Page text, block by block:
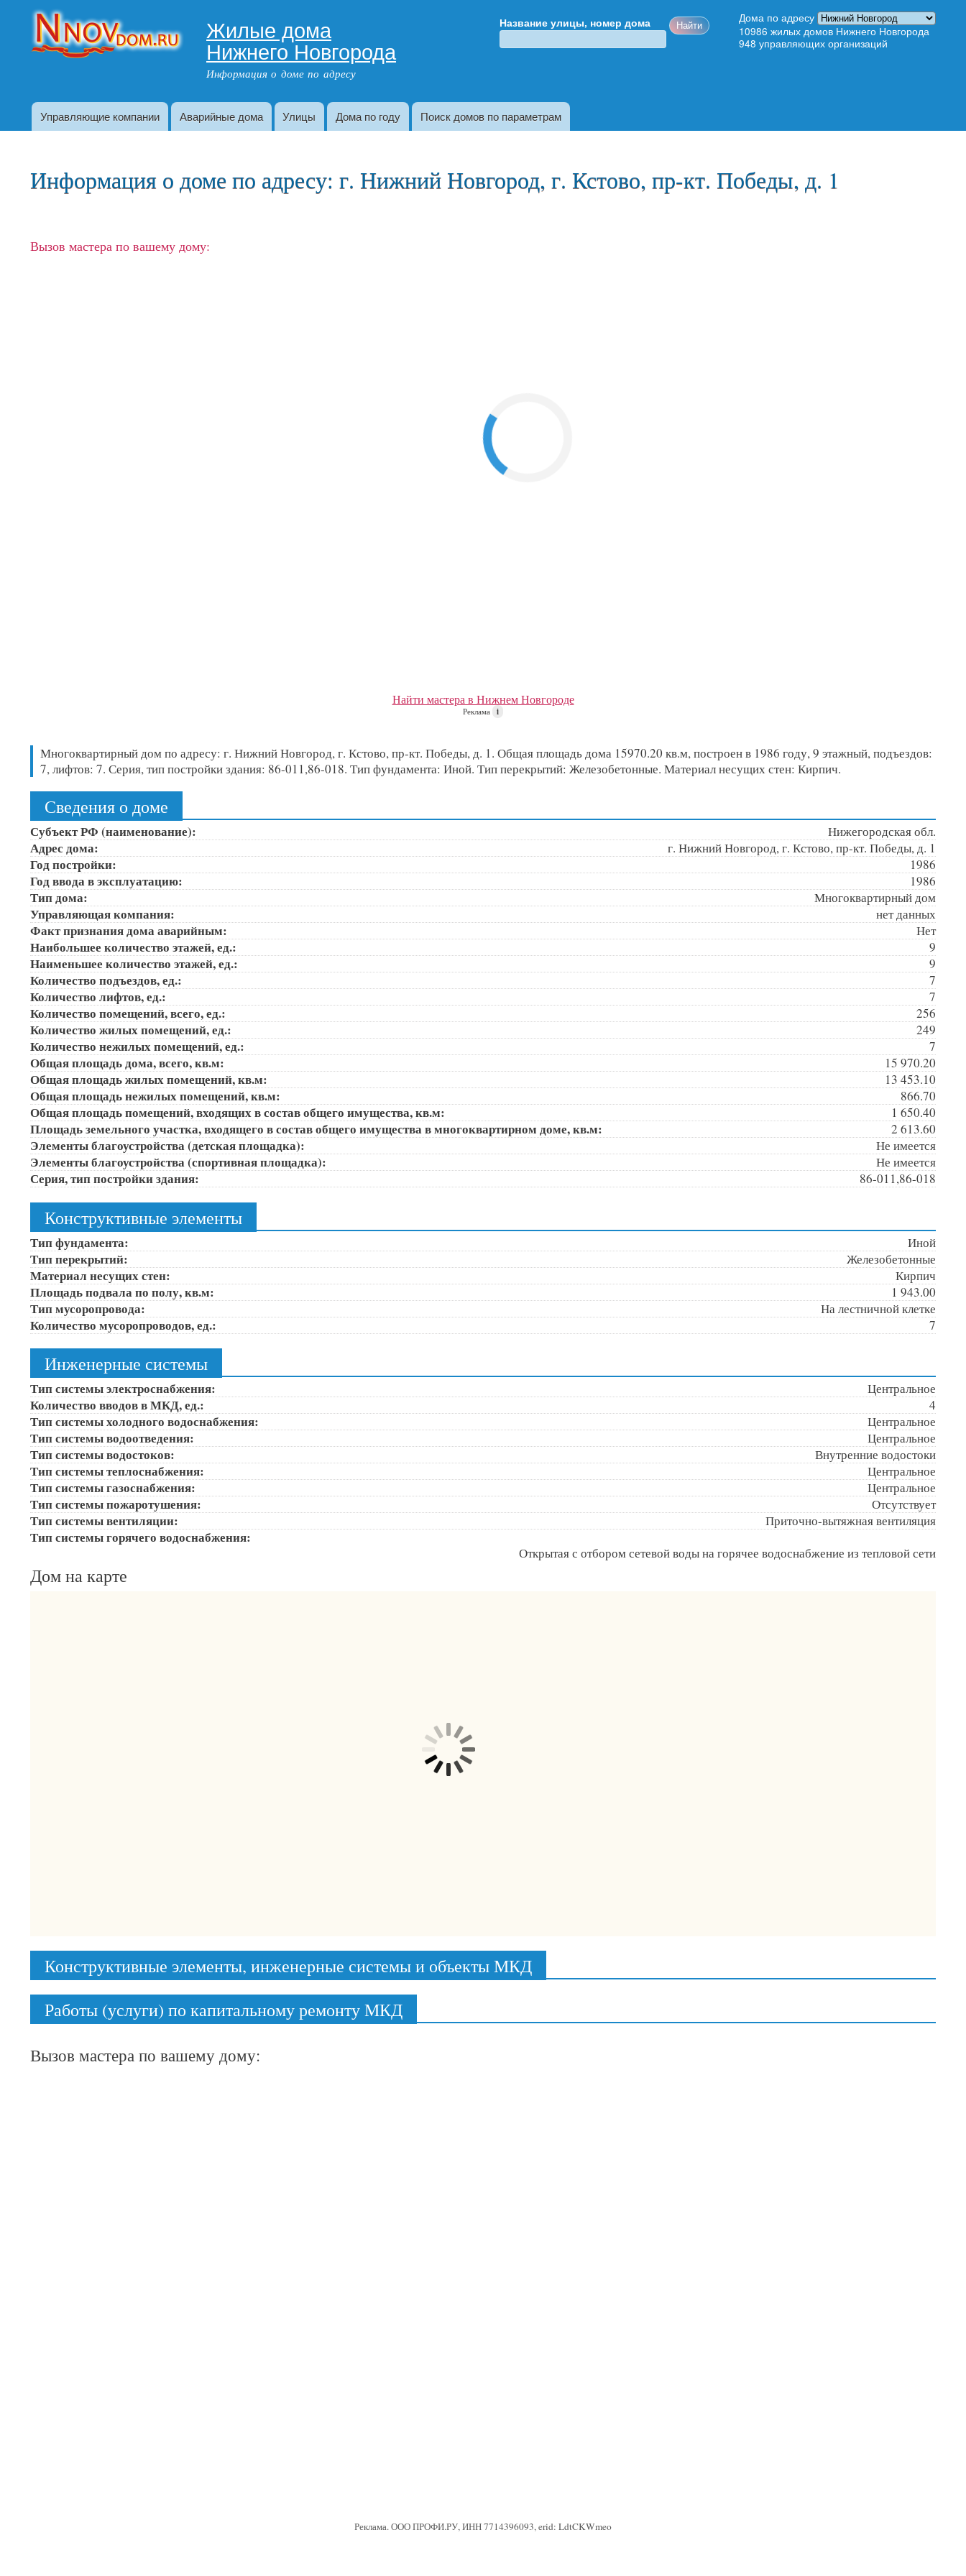
Жилые дома
Нижнего Новгорода
Информация о доме по адресу
Адрес дома Название улицы, номер дома
Дома по адресу
10986 жилых домов Нижнего Новгорода
948 управляющих организаций
Главное меню
Управляющие компании Аварийные дома Улицы Дома по году Поиск домов по параметрам
Информация о доме по адресу: г. Нижний Новгород, г. Кстово, пр-кт. Победы, д. 1
Вызов мастера по вашему дому:
Найти мастера в Нижнем Новгороде
Реклама i
Многоквартирный дом по адресу: г. Нижний Новгород, г. Кстово, пр-кт. Победы, д. 1. Общая площадь дома 15970.20 кв.м, построен в 1986 году, 9 этажный, подъездов:
7, лифтов: 7. Серия, тип постройки здания: 86-011,86-018. Тип фундамента: Иной. Тип перекрытий: Железобетонные. Материал несущих стен: Кирпич.
Сведения о доме
Субъект РФ (наименование): Нижегородская обл.
Адрес дома: г. Нижний Новгород, г. Кстово, пр-кт. Победы, д. 1
Год постройки: 1986
Год ввода в эксплуатацию: 1986
Тип дома: Многоквартирный дом
Управляющая компания: нет данных
Факт признания дома аварийным: Нет
Наибольшее количество этажей, ед.: 9
Наименьшее количество этажей, ед.: 9
Количество подъездов, ед.: 7
Количество лифтов, ед.: 7
Количество помещений, всего, ед.: 256
Количество жилых помещений, ед.: 249
Количество нежилых помещений, ед.: 7
Общая площадь дома, всего, кв.м: 15 970.20
Общая площадь жилых помещений, кв.м: 13 453.10
Общая площадь нежилых помещений, кв.м: 866.70
Общая площадь помещений, входящих в состав общего имущества, кв.м: 1 650.40
Площадь земельного участка, входящего в состав общего имущества в многоквартирном доме, кв.м: 2 613.60
Элементы благоустройства (детская площадка): Не имеется
Элементы благоустройства (спортивная площадка): Не имеется
Серия, тип постройки здания: 86-011,86-018
Конструктивные элементы
Тип фундамента: Иной
Тип перекрытий: Железобетонные
Материал несущих стен: Кирпич
Площадь подвала по полу, кв.м: 1 943.00
Тип мусоропровода: На лестничной клетке
Количество мусоропроводов, ед.: 7
Инженерные системы
Тип системы электроснабжения: Центральное
Количество вводов в МКД, ед.: 4
Тип системы холодного водоснабжения: Центральное
Тип системы водоотведения: Центральное
Тип системы водостоков: Внутренние водостоки
Тип системы теплоснабжения: Центральное
Тип системы газоснабжения: Центральное
Тип системы пожаротушения: Отсутствует
Тип системы вентиляции: Приточно-вытяжная вентиляция
Тип системы горячего водоснабжения:
Открытая с отбором сетевой воды на горячее водоснабжение из тепловой сети
Дом на карте
Конструктивные элементы, инженерные системы и объекты МКД
Работы (услуги) по капитальному ремонту МКД
Вызов мастера по вашему дому:
Реклама. ООО ПРОФИ.РУ, ИНН 7714396093, erid: LdtCKWmeo